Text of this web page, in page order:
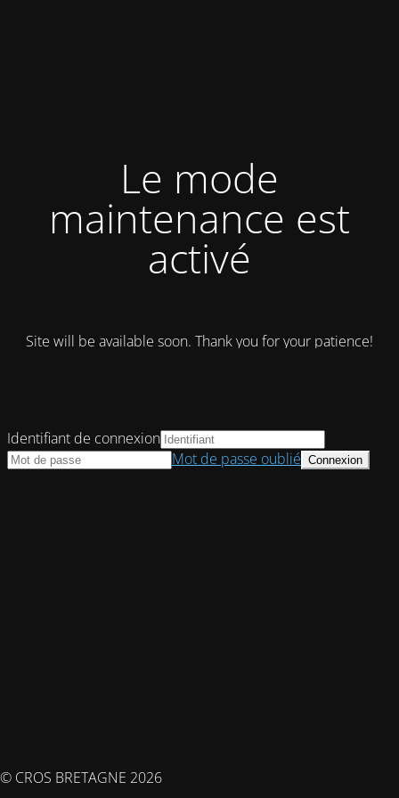
Le mode
maintenance est
activé
Site will be available soon. Thank you for your patience!
© CROS BRETAGNE 2026
Identifiant de connexion
Mot de passe oublié